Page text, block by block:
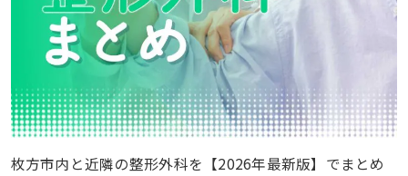
枚方市内と近隣の整形外科を【2026年最新版】でまとめ